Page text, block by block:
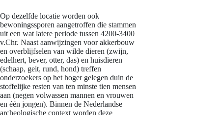
Op dezelfde locatie worden ook
bewoningssporen aangetroffen die stammen
uit een wat latere periode tussen 4200-3400
v.Chr. Naast aanwijzingen voor akkerbouw
en overblijfselen van wilde dieren (zwijn,
edelhert, bever, otter, das) en huisdieren
(schaap, geit, rund, hond) treffen
onderzoekers op het hoger gelegen duin de
stoffelijke resten van ten minste tien mensen
aan (negen volwassen mannen en vrouwen
en één jongen). Binnen de Nederlandse
archeologische context worden deze